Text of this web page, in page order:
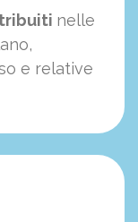
nelle
e relative